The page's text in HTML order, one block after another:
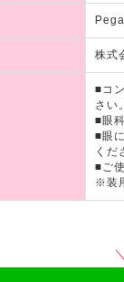
株式
■コ
さい。
■眼
■眼
くだ
■ご
※装